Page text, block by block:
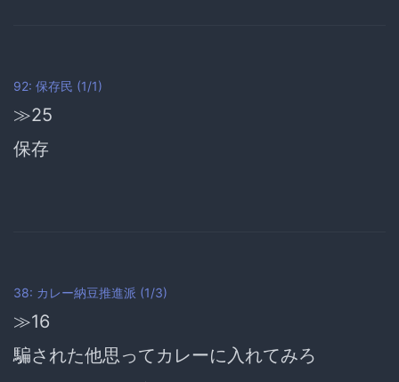
92: 保存民 (1/1)
≫25
保存
38: カレー納豆推進派 (1/3)
≫16
騙された他思ってカレーに入れてみろ